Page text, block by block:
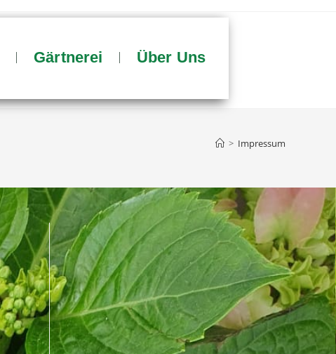
Gärtnerei Über Uns
> Impressum